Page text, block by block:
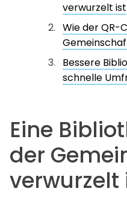
verwurzelt ist
Wie der QR-
Bessere
schnelle
Eine
der
verwurzelt